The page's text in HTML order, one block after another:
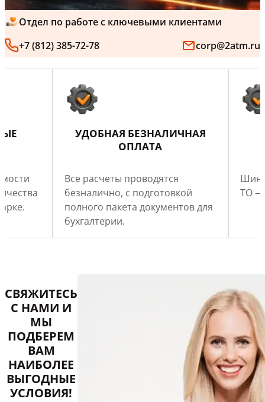
Отдел по работе с ключевыми клиентами
+7 (812) 385-72-78
corp@2atm.ru
УДОБНАЯ БЕЗНАЛИЧНАЯ
ОПЛАТА
Все расчеты проводятся
безналично, с подготовкой
полного пакета документов для
бухгалтерии.
ТО —
Связаться с 2АТМ чтобы
СВЯЖИТЕСЬ
С НАМИ И
МЫ
ПОДБЕРЕМ
ВАМ
НАИБОЛЕЕ
ВЫГОДНЫЕ
УСЛОВИЯ!